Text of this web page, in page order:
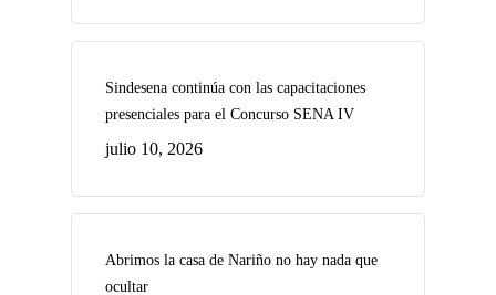
Sindesena continúa con las capacitaciones
presenciales para el Concurso SENA IV
julio 10, 2026
Abrimos la casa de Nariño no hay nada que
ocultar